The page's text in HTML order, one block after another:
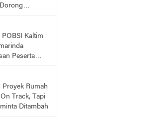
POBSI Kaltim
Peserta
Proyek Rumah
Track, Tapi
Ditambah